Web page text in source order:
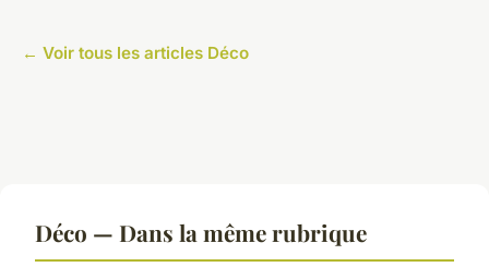
← Voir tous les articles Déco
Déco — Dans la même rubrique